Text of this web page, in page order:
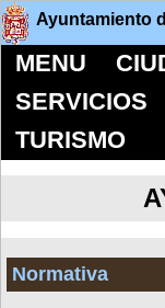
Ayuntamiento
MENU
SERVICIOS
TURISMO
Normativa